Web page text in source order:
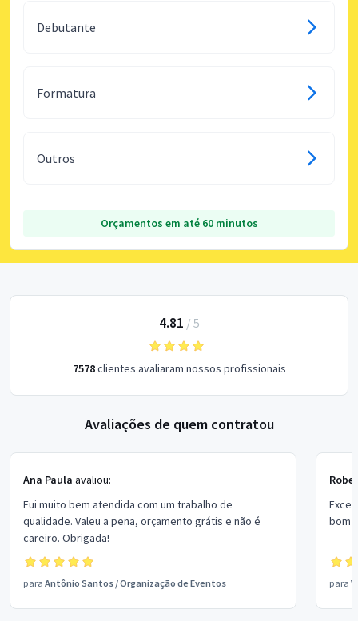
Debutante
Formatura
Outros
Orçamentos em até 60 minutos
4.81 / 5
7578clientes avaliaram nossos profissionais
Avaliações de quem contratou
Ana Paula avaliou:
Fui muito bem atendida com um trabalho de
qualidade. Valeu a pena, orçamento grátis e não é
careiro. Obrigada!
para Antônio Santos /Organização de Eventos
bom
para